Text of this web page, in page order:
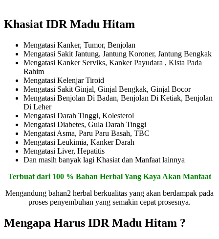
Khasiat IDR Madu Hitam
Mengatasi Kanker, Tumor, Benjolan
Mengatasi Sakit Jantung, Jantung Koroner, Jantung Bengkak
Mengatasi Kanker Serviks, Kanker Payudara , Kista Pada
Rahim
Mengatasi Kelenjar Tiroid
Mengatasi Sakit Ginjal, Ginjal Bengkak, Ginjal Bocor
Mengatasi Benjolan Di Badan, Benjolan Di Ketiak, Benjolan
Di Leher
Mengatasi Darah Tinggi, Kolesterol
Mengatasi Diabetes, Gula Darah Tinggi
Mengatasi Asma, Paru Paru Basah, TBC
Mengatasi Leukimia, Kanker Darah
Mengatasi Liver, Hepatitis
Dan masih banyak lagi Khasiat dan Manfaat lainnya
Terbuat dari 100 % Bahan Herbal Yang Kaya Akan Manfaat
Mengandung bahan2 herbal berkualitas yang akan berdampak pada
proses penyembuhan yang semakin cepat prosesnya.
Mengapa Harus IDR Madu Hitam ?